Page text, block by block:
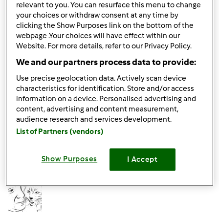
Gio, 02/25/2010 - 16:52
ciao caterina ben venuta ! anche io mi sono iscritta da
poco anche se ho il bimby da tanti anni. non ho ancora
preso molta confidenza con computer e messaggi vari
ma piano piano imparero'
.
In cima
registratiper poter commentare
Iscritto : 05.12.2008
relevant to you. You can resurface this menu to change
your choices or withdraw consent at any time by
clicking the Show Purposes link on the bottom of the
webpage .Your choices will have effect within our
Website. For more details, refer to our Privacy Policy.
We and our partners process data to provide:
Use precise geolocation data. Actively scan device
characteristics for identification. Store and/or access
information on a device. Personalised advertising and
content, advertising and content measurement,
audience research and services development.
List of Partners (vendors)
Show Purposes I Accept